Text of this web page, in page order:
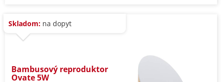
Skladom: na dopyt
Bambusový reproduktor
Ovate 5W